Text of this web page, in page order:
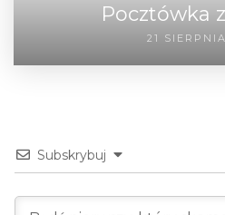
Pocztówka
21
Subskrybuj